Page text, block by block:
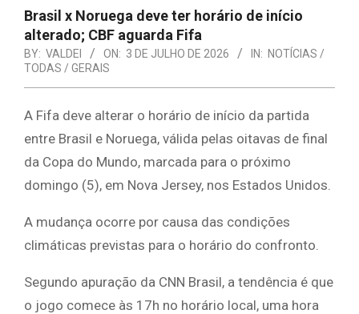
Brasil x Noruega deve ter horário de início
alterado; CBF aguarda Fifa
BY: VALDEI ON: 3 DE JULHO DE 2026 IN: NOTÍCIAS /
TODAS / GERAIS
A Fifa deve alterar o horário de início da partida
entre Brasil e Noruega, válida pelas oitavas de final
da Copa do Mundo, marcada para o próximo
domingo (5), em Nova Jersey, nos Estados Unidos.
A mudança ocorre por causa das condições
climáticas previstas para o horário do confronto.
Segundo apuração da CNN Brasil, a tendência é que
o jogo comece às 17h no horário local, uma hora